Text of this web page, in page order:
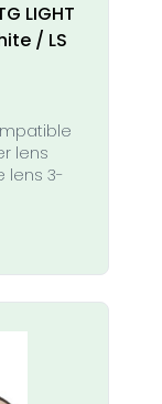
LIGHT
/ LS
precio
lens
lens 3-